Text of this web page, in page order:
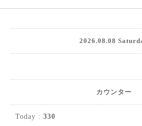
2026.08.08
カウンター
Today : 330